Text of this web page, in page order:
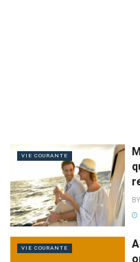
VIE COURANTE
BY
VIE COURANTE